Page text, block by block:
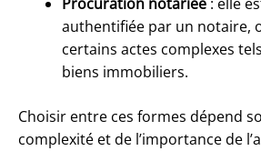
authentifiée par un notaire,
certains actes complexes
biens immobiliers.
Choisir entre ces formes dépend
complexité et de l’importance de